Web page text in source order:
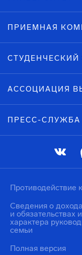
ПРИЕМНАЯ
АССОЦИАЦИЯ
ПРЕСС-СЛУЖБА
Противодействие
Сведения о
и обязательствах
характера
семьи
Полная версия